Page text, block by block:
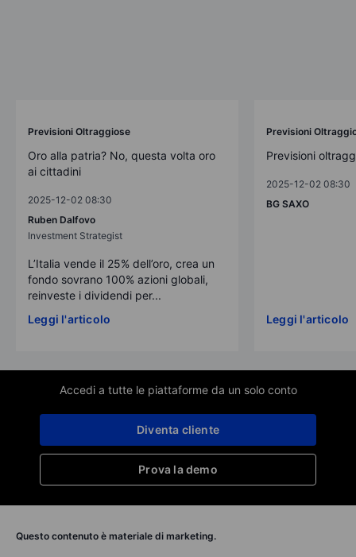
Previsioni Oltraggiose
Oro alla patria? No, questa volta oro
ai cittadini
2025-12-02 08:30
Ruben Dalfovo
Investment Strategist
L’Italia vende il 25% dell’oro, crea un
fondo sovrano 100% azioni globali,
reinveste i dividendi per...
Leggi l'articolo
Previsioni
Previsioni
2025-12-02 08:30
BG SAXO
Leggi l'articolo
Accedi a tutte le piattaforme da un solo conto
Prova la demo
Diventa cliente
Questo contenuto è materiale di marketing.